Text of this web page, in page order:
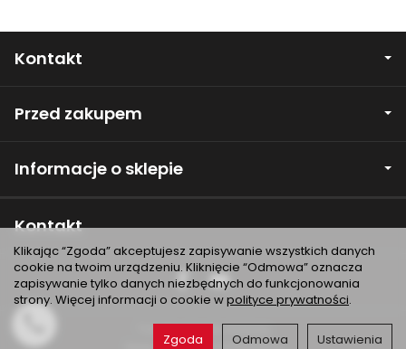
Kontakt
Przed zakupem
Informacje o sklepie
Kontakt
koszty dostawy
Klikając “Zgoda” akceptujesz zapisywanie wszystkich danych
cookie na twoim urządzeniu. Kliknięcie “Odmowa” oznacza
zapisywanie tylko danych niezbędnych do funkcjonowania
strony. Więcej informacji o cookie wpolityce prywatności.
Ustawienia
Odmowa
Zgoda